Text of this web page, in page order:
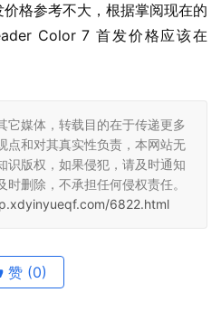
格参考不大，根据掌阅现在的
Color 7 首发价格应该在
它媒体，转载目的在于传递更多
点和对其真实性负责，本网站无
识版权，如果侵犯，请及时通知
删除，不承担任何侵权责任。
6822.html
赞 (0)